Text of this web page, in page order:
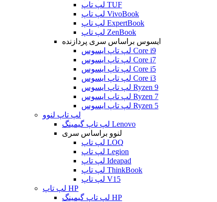
لپ تاپ TUF
لپ تاپ VivoBook
لپ تاپ ExpertBook
لپ تاپ ZenBook
ایسوس براساس سری پردازنده
لپ تاپ ایسوس Core i9
لپ تاپ ایسوس Core i7
لپ تاپ ایسوس Core i5
لپ تاپ ایسوس Core i3
لپ تاپ ایسوس Ryzen 9
لپ تاپ ایسوس Ryzen 7
لپ تاپ ایسوس Ryzen 5
لپ تاپ لنوو
لپ تاپ گیمینگ Lenovo
لنوو براساس سری
لپ تاپ LOQ
لپ تاپ Legion
لپ تاپ Ideapad
لپ تاپ ThinkBook
لپ تاپ V15
لپ تاپ HP
لپ تاپ گیمینگ HP